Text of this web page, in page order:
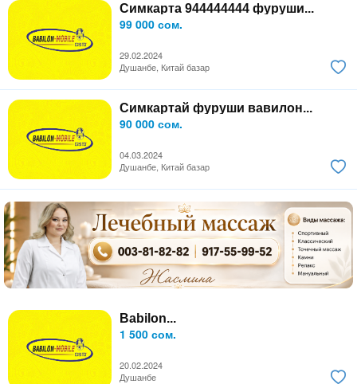
Симкарта 944444444 фуруши...
99 000 сом.
29.02.2024
Душанбе, Китай базар
Симкартай фуруши вавилон...
90 000 сом.
04.03.2024
Душанбе, Китай базар
Babilon...
1 500 сом.
20.02.2024
Душанбе